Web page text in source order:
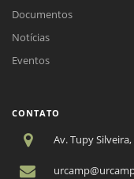
Documentos
Notícias
Eventos
CONTATO
Av. Tupy Silveira,